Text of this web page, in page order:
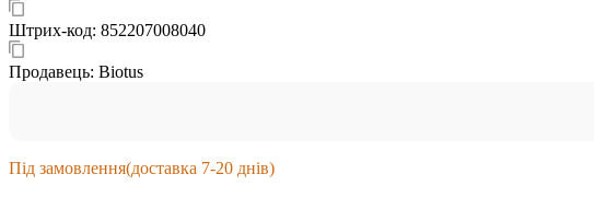
Штрих-код: 852207008040
Продавець: Biotus
Під замовлення(доставка 7-20 днів)